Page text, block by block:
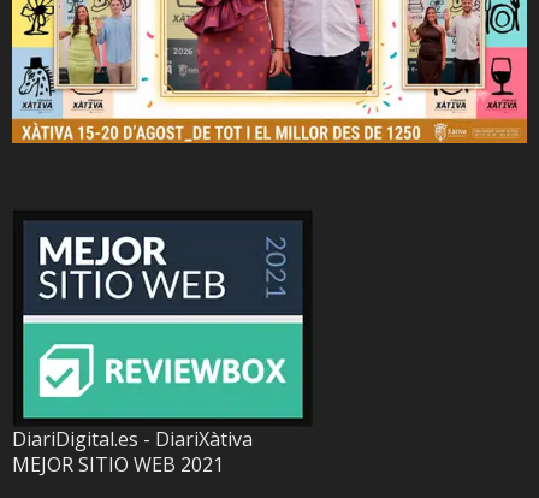
DiariDigital.es - DiariXàtiva
MEJOR SITIO WEB 2021